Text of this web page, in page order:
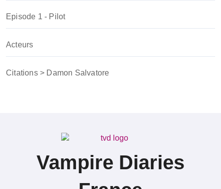
Episode 1 - Pilot
Acteurs
Citations > Damon Salvatore
Vampire Diaries